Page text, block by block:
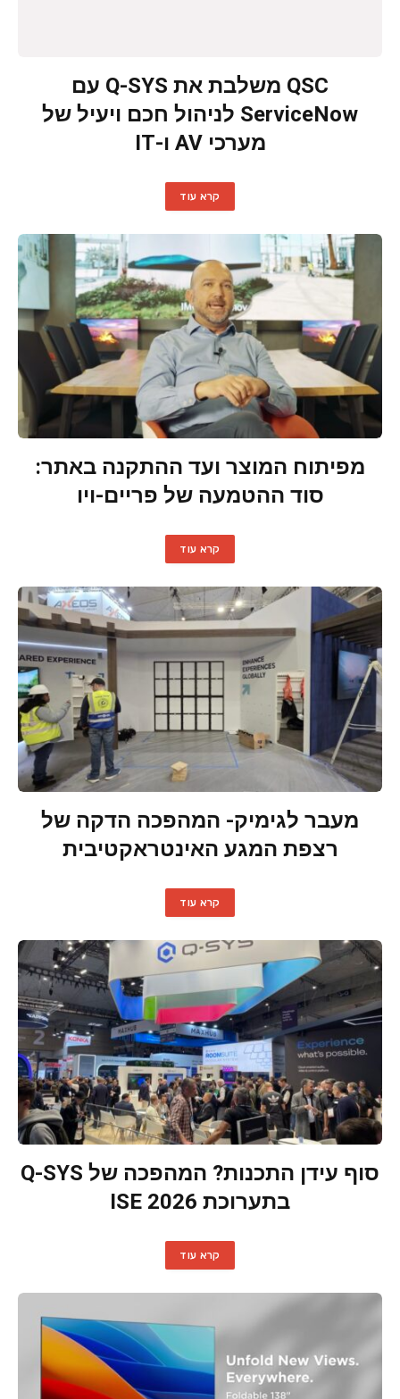
QSC משלבת את Q-SYS עם
ServiceNow לניהול חכם ויעיל של
מערכי AV ו-IT
קרא עוד
מפיתוח המוצר ועד ההתקנה באתר:
סוד ההטמעה של פריים-ויו
קרא עוד
מעבר לגימיק- המהפכה הדקה של
רצפת המגע האינטראקטיבית
קרא עוד
סוף עידן התכנות? המהפכה של Q-SYS
בתערוכת ISE 2026
קרא עוד